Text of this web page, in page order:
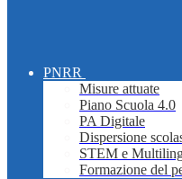
PNRR
Misure attuate
Piano Scuola 4.0
PA Digitale
Dispersione
STEM e
Formazione del